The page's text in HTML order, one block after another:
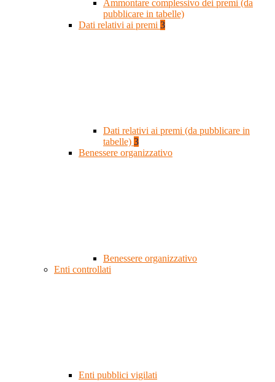
Ammontare complessivo dei premi (da
pubblicare in tabelle)
Dati relativi ai premi 3
Dati relativi ai premi (da pubblicare in
tabelle) 3
Benessere organizzativo
Benessere organizzativo
Enti controllati
Enti pubblici vigilati